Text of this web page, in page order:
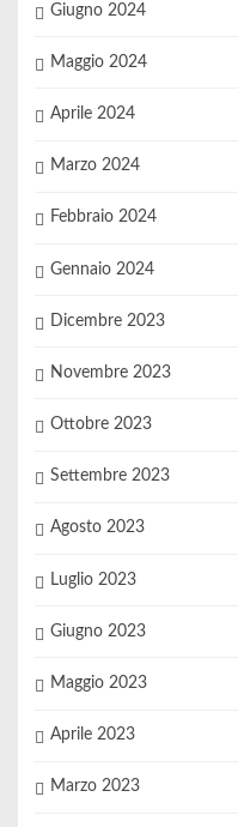
Giugno 2024
Maggio 2024
Aprile 2024
Marzo 2024
Febbraio 2024
Gennaio 2024
Dicembre 2023
Novembre 2023
Ottobre 2023
Settembre 2023
Agosto 2023
Luglio 2023
Giugno 2023
Maggio 2023
Aprile 2023
Marzo 2023